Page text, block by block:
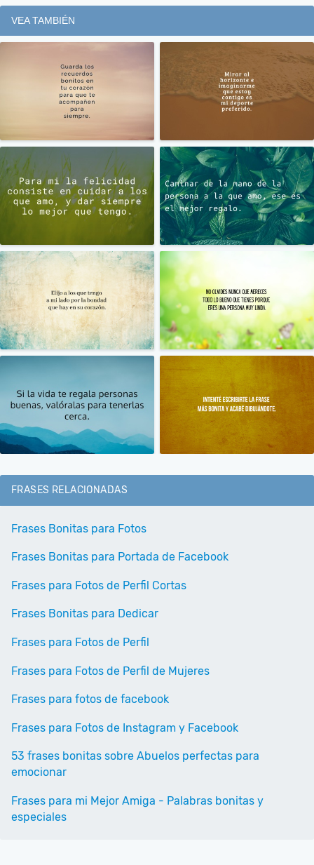
VEA TAMBIÉN
FRASES RELACIONADAS
Frases Bonitas para Fotos
Frases Bonitas para Portada de Facebook
Frases para Fotos de Perfil Cortas
Frases Bonitas para Dedicar
Frases para Fotos de Perfil
Frases para Fotos de Perfil de Mujeres
Frases para fotos de facebook
Frases para Fotos de Instagram y Facebook
53 frases bonitas sobre Abuelos perfectas para
emocionar
Frases para mi Mejor Amiga - Palabras bonitas y
especiales